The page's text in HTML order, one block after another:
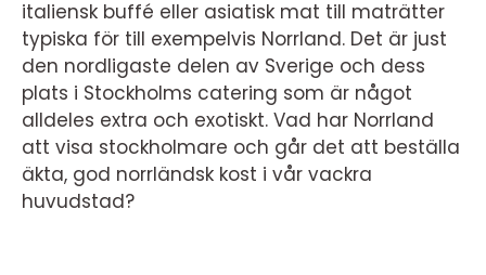
italiensk buffé eller asiatisk mat till maträtter
typiska för till exempelvis Norrland. Det är just
den nordligaste delen av Sverige och dess
plats i Stockholms catering som är något
alldeles extra och exotiskt. Vad har Norrland
att visa stockholmare och går det att beställa
äkta, god norrländsk kost i vår vackra
huvudstad?